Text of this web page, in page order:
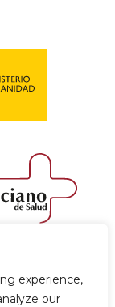
experience,
our